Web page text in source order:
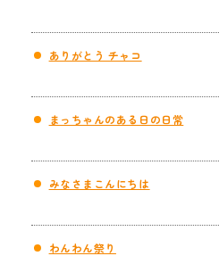
ありがとう チャコ
まっちゃんのある日の日常
みなさまこんにちは
わんわん祭り